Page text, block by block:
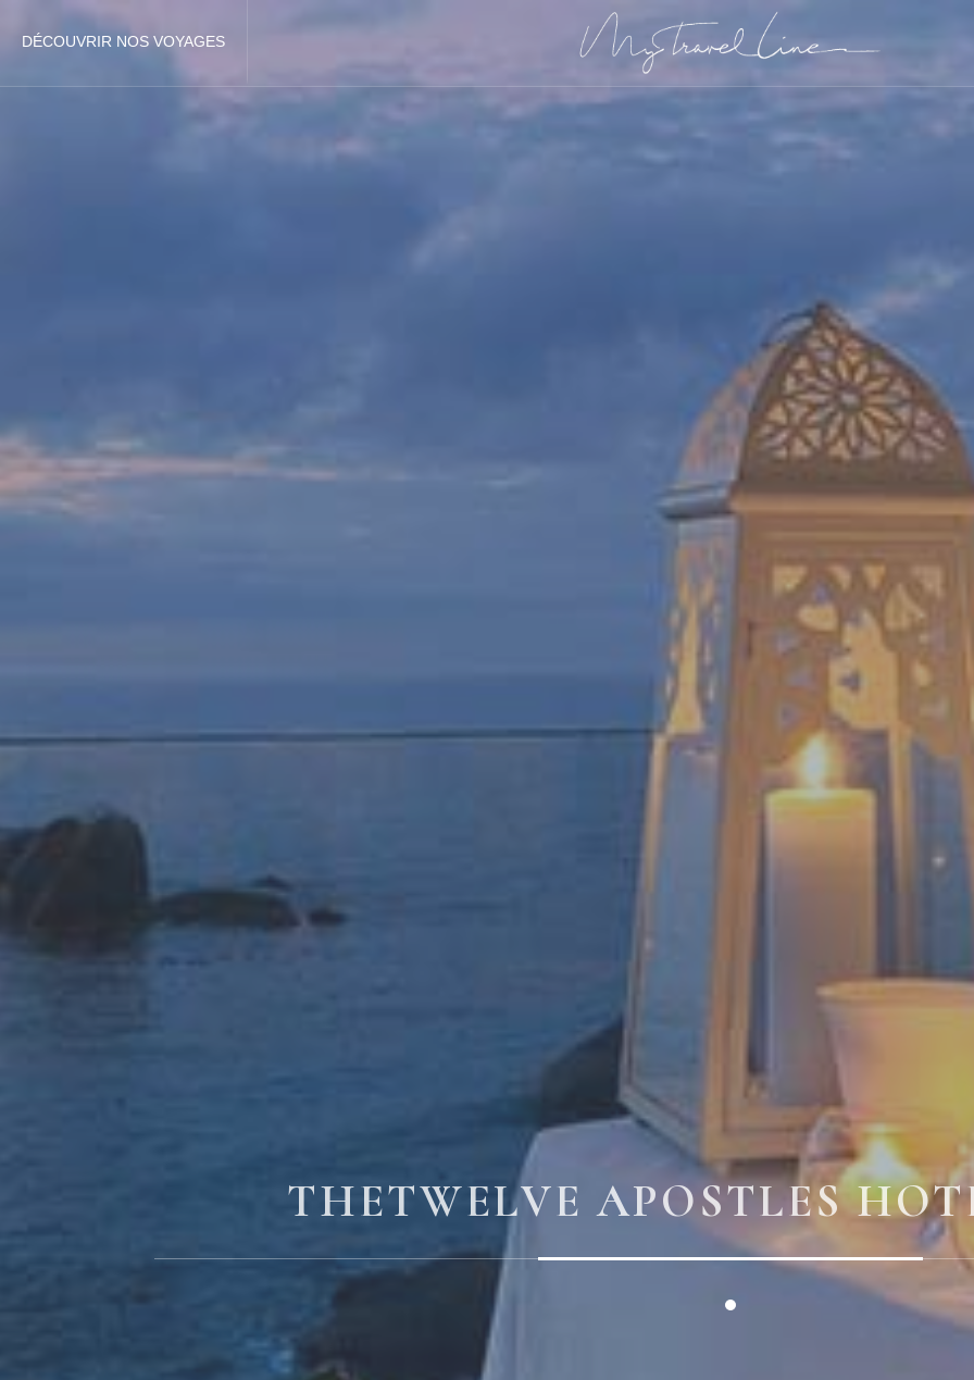
DÉCOUVRIR NOS VOYAGES
THETWELVE APOSTLES